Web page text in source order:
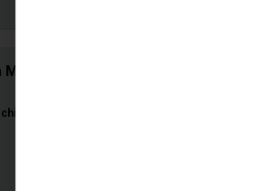
2
favoritos.